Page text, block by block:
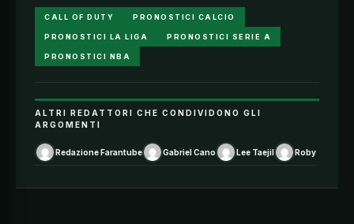
CALL OF DUTY PRONOSTICI CALCIO
PRONOSTICI LA LIGA PRONOSTICI SERIE A
PRONOSTICI NBA
ALTRI REDATTORI CHE CONDIVIDONO GLI
ARGOMENTI
Redazione Farantube Gabriel Cano Lee Taejil Roby